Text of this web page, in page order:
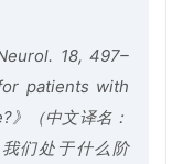
18, 497–
patients with
（中文译名：
们处于什么阶